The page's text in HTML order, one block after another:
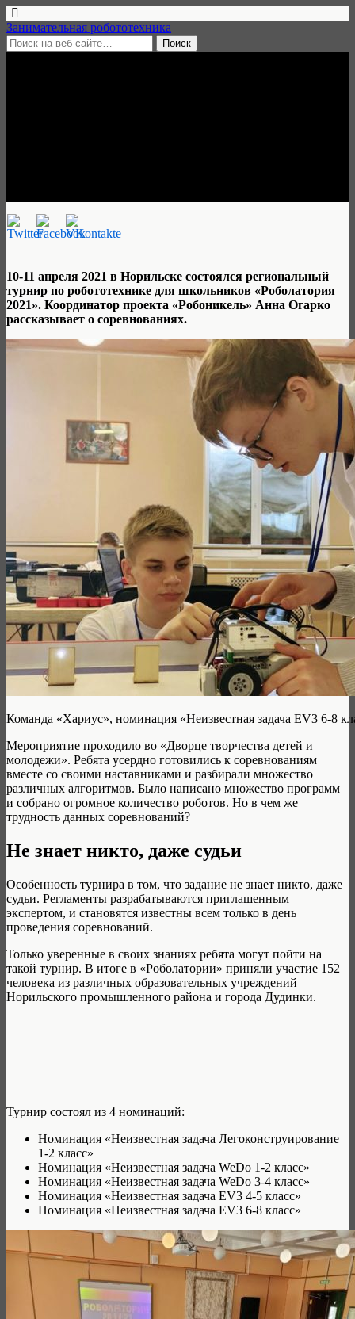
Занимательная робототехника
10-11 апреля 2021 в Норильске состоялся региональный
турнир по робототехнике для школьников «Роболатория
2021». Координатор проекта «Робоникель» Анна Огарко
рассказывает о соревнованиях.
Команда «Хариус», номинация «Неизвестная задача EV3 6-8
Мероприятие проходило во «Дворце творчества детей и
молодежи». Ребята усердно готовились к соревнованиям
вместе со своими наставниками и разбирали множество
различных алгоритмов. Было написано множество программ
и собрано огромное количество роботов. Но в чем же
трудность данных соревнований?
Не знает никто, даже судьи
Особенность турнира в том, что задание не знает никто, даже
судьи. Регламенты разрабатываются приглашенным
экспертом, и становятся известны всем только в день
проведения соревнований.
Только уверенные в своих знаниях ребята могут пойти на
такой турнир. В итоге в «Роболатории» приняли участие 152
человека из различных образовательных учреждений
Норильского промышленного района и города Дудинки.
Турнир состоял из 4 номинаций:
Номинация «Неизвестная задача Легоконструирование
1-2 класс»
Номинация «Неизвестная задача WeDo 1-2 класс»
Номинация «Неизвестная задача WeDo 3-4 класс»
Номинация «Неизвестная задача EV3 4-5 класс»
Номинация «Неизвестная задача EV3 6-8 класс»